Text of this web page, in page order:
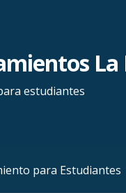
La
estudiantes
para Estudiantes